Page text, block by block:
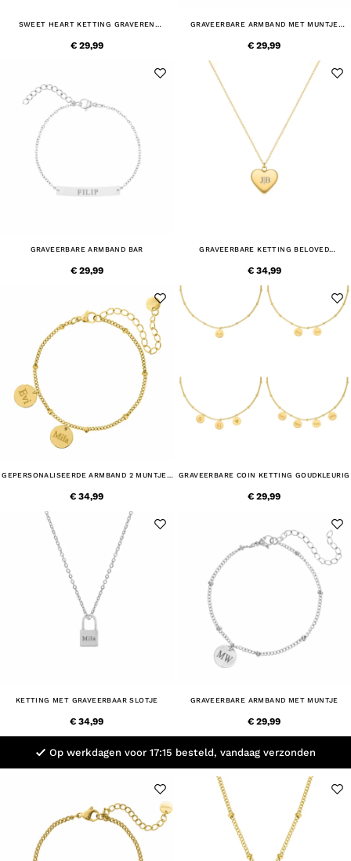
SWEET HEART KETTING GRAVEREN
€ 29,99
GRAVEERBARE ARMBAND MET MUNTJE
€ 29,99
GRAVEERBARE ARMBAND BAR
€ 29,99
GRAVEERBARE KETTING BELOVED
€ 34,99
GEPERSONALISEERDE ARMBAND 2 MUNTJES
€ 34,99
GRAVEERBARE COIN KETTING GOUDKLEURIG
€ 29,99
KETTING MET GRAVEERBAAR SLOTJE
€ 34,99
GRAVEERBARE ARMBAND MET MUNTJE
€ 29,99
Op werkdagen voor 17:15 besteld, vandaag verzonden